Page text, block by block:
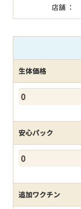
店舗 ：
生体価格
安心パック
追加ワクチン